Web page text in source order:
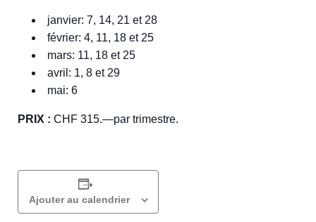
janvier: 7, 14, 21 et 28
février: 4, 11, 18 et 25
mars: 11, 18 et 25
avril: 1, 8 et 29
mai: 6
PRIX : CHF 315.—par trimestre.
Ajouter au calendrier